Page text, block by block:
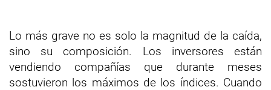
Lo más grave no es solo la magnitud de la caída,
sino su composición. Los inversores están
vendiendo compañías que durante meses
sostuvieron los máximos de los índices. Cuando